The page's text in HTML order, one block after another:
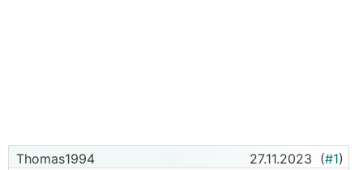
Thomas1994 27.11.2023 (#1)